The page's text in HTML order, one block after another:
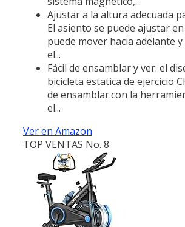
Ajustar a la altura adecuada
El asiento se puede ajustar
puede mover hacia adelante
el...
Fácil de ensamblar y ver: el
bicicleta estatica de ejercicio
de ensamblar.con la
el...
Ver en Amazon
TOP VENTAS No. 8